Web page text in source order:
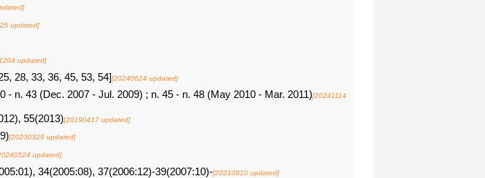
updated]
updated]
28, 33, 36, 45, 53, 54][20240624 updated]
- n. 43 (Dec. 2007 - Jul. 2009) ; n. 45 - n. 48 (May 2010 - Mar. 2011)[20241114
55(2013)[20190417 updated]
[20230329 updated]
updated]
34(2005:08), 37(2006:12)-39(2007:10)-[20210810 updated]